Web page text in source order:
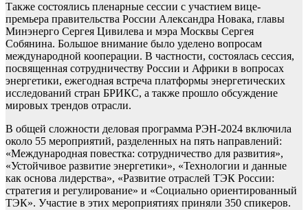
Также состоялись пленарные сессии с участием вице-
премьера правительства России Александра Новака, главы
Минэнерго Сергея Цивилева и мэра Москвы Сергея
Собянина. Большое внимание было уделено вопросам
международной кооперации. В частности, состоялась сессия,
посвященная сотрудничеству России и Африки в вопросах
энергетики, ежегодная встреча платформы энергетических
исследований стран БРИКС, а также прошло обсуждение
мировых трендов отрасли.
В общей сложности деловая программа РЭН-2024 включила
около 55 мероприятий, разделенных на пять направлений:
«Международная повестка: сотрудничество для развития»,
«Устойчивое развитие энергетики», «Технологии и данные
как основа лидерства», «Развитие отраслей ТЭК России:
стратегия и регулирование» и «Социально ориентированный
ТЭК». Участие в этих мероприятиях приняли 350 спикеров.